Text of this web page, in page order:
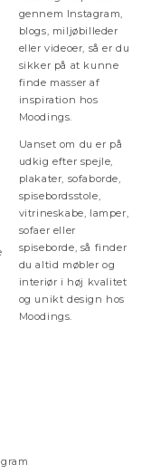
gennem Instagram,
blogs, miljøbilleder
eller videoer, så er du
sikker på at kunne
finde masser af
inspiration hos
Moodings.
Uanset om du er på
udkig efter spejle,
plakater, sofaborde,
spisebordsstole,
vitrineskabe, lamper,
sofaer eller
spiseborde, så finder
du altid møbler og
interiør i høj kvalitet
og unikt design hos
Moodings.